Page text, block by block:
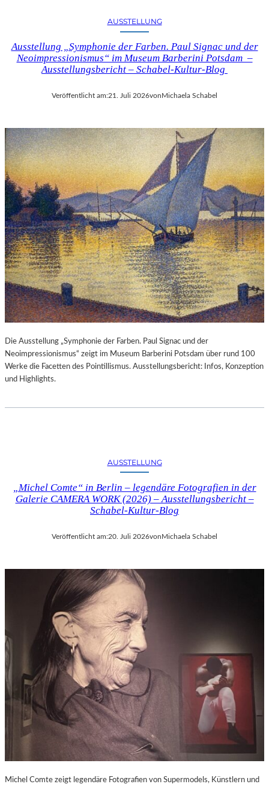
AUSSTELLUNG
Ausstellung „Symphonie der Farben. Paul Signac und der
Neoimpressionismus“ im Museum Barberini Potsdam –
Ausstellungsbericht – Schabel-Kultur-Blog
Veröffentlicht am:21. Juli 2026von Michaela Schabel
Die Ausstellung „Symphonie der Farben. Paul Signac und der
Neoimpressionismus“ zeigt im Museum Barberini Potsdam über rund 100
Werke die Facetten des Pointillismus. Ausstellungsbericht: Infos, Konzeption
und Highlights.
AUSSTELLUNG
„Michel Comte“ in Berlin – legendäre Fotografien in der
Galerie CAMERA WORK (2026) – Ausstellungsbericht –
Schabel-Kultur-Blog
Veröffentlicht am:20. Juli 2026vonMichaela Schabel
Michel Comte zeigt legendäre Fotografien von Supermodels, Künstlern und